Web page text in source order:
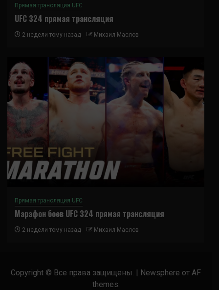
Прямая трансляция UFC
UFC 324 прямая трансляция
2 недели тому назад Михаил Маслов
Прямая трансляция UFC
Марафон боев UFC 324 прямая трансляция
2 недели тому назад Михаил Маслов
Copyright © Все права защищены. | Newsphere от AF
themes.